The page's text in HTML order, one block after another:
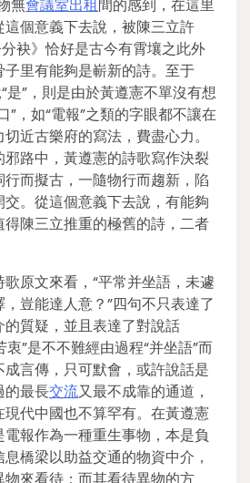
無會議室出租間的感到，在這里
個意義下去說，被陳三立許
袂》恰好是古今有霄壤之此外
里有能夠是嶄新的詩。至于
是”，則是由於黃遵憲不單沒有想
”，如“電報”之類的字眼都不讓在
近古樂府的寫法，費盡心力。
路中，黃遵憲的詩歌寫作決裂
而擬古，一隨物行而趨新，陷
。從這個意義下去說，有能夠
陳三立推重的極舊的詩，二者
原文來看，“平常并坐語，未遽
豈能達人意？”四句不只表達了
質疑，並且表達了對說話
衷”是不不難經由過程“并坐語”而
言傳，只可默會，或許說話是
的最長交流又最不成靠的通道，
代中國也不算罕有。在黃遵憲
報作為一種重生事物，本是負
橋梁以助益交通的物資中介，